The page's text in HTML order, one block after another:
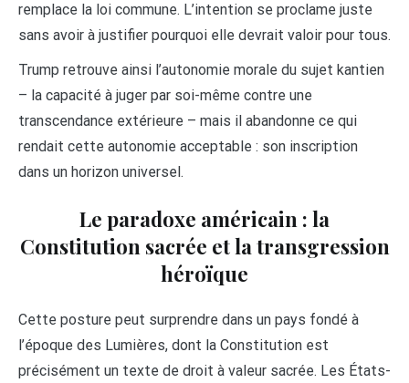
remplace la loi commune. L’intention se proclame juste
sans avoir à justifier pourquoi elle devrait valoir pour tous.
Trump retrouve ainsi l’autonomie morale du sujet kantien
– la capacité à juger par soi-même contre une
transcendance extérieure – mais il abandonne ce qui
rendait cette autonomie acceptable : son inscription
dans un horizon universel.
Le paradoxe américain : la
Constitution sacrée et la transgression
héroïque
Cette posture peut surprendre dans un pays fondé à
l’époque des Lumières, dont la Constitution est
précisément un texte de droit à valeur sacrée. Les États-